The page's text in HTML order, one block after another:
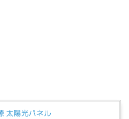
太陽光パネル